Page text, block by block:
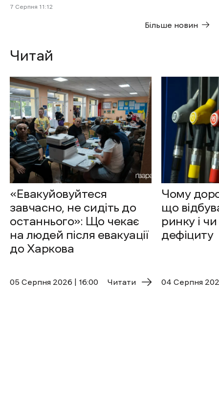
7 Cерпня 11:12
Більше новин
Читай
«Евакуйовуйтеся
завчасно, не сидіть до
останнього»: Що чекає
на людей після евакуації
до Харкова
05 Cерпня 2026 | 16:00 Читати
Чому
що
ринку і
дефіциту
04 Cерпня